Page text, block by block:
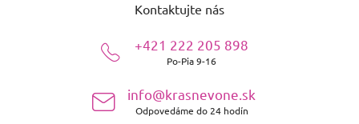
Kontaktujte nás
+421 222 205 898
Po-Pia 9-16
info@krasnevone.sk
Odpovedáme do 24 hodín